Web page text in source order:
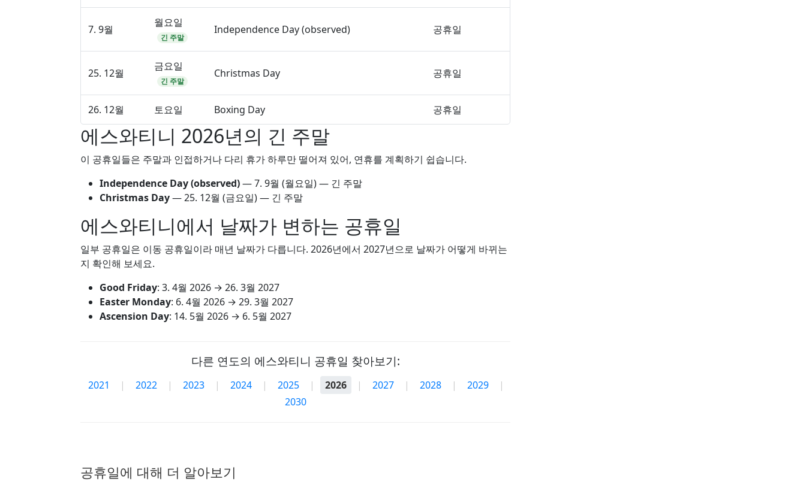
7. 9월
월요일
긴 주말
Independence Day (observed) 공휴일
25. 12월
금요일
긴 주말
Christmas Day 공휴일
26. 12월 토요일 Boxing Day 공휴일
에스와티니 2026년의 긴 주말
이 공휴일들은 주말과 인접하거나 다리 휴가 하루만 떨어져 있어, 연휴를 계획하기 쉽습니다.
Independence Day (observed)—7. 9월 (월요일) — 긴 주말
Christmas Day—25. 12월 (금요일) — 긴 주말
에스와티니에서 날짜가 변하는 공휴일
일부 공휴일은 이동 공휴일이라 매년 날짜가 다릅니다. 2026년에서 2027년으로 날짜가 어떻게 바뀌는
지 확인해 보세요.
Good Friday: 3. 4월 2026 → 26. 3월 2027
Easter Monday: 6. 4월 2026 → 29. 3월 2027
Ascension Day: 14. 5월 2026 → 6. 5월 2027
다른 연도의 에스와티니 공휴일 찾아보기:
2021 | 2022 | 2023 | 2024 | 2025 | 2026 | 2027 | 2028 | 2029
|
2030
공휴일에 대해 더 알아보기